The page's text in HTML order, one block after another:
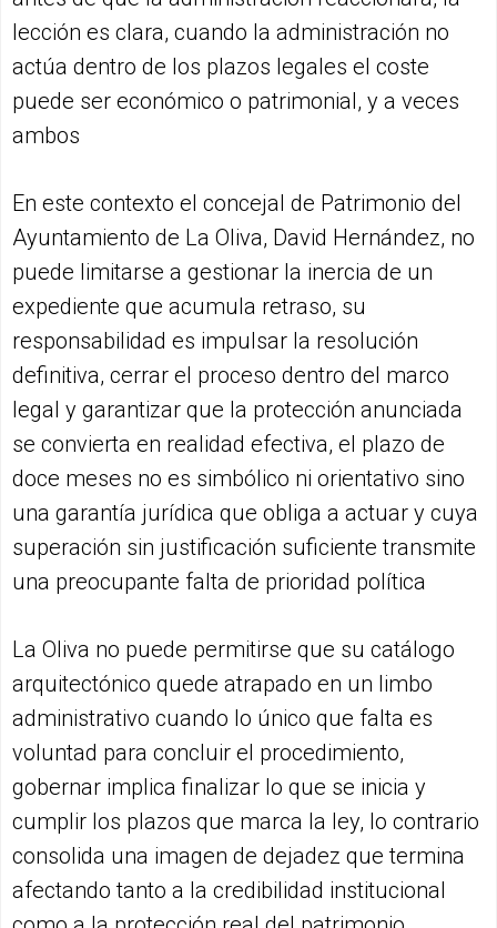
lección es clara, cuando la administración no
actúa dentro de los plazos legales el coste
puede ser económico o patrimonial, y a veces
ambos
En este contexto el concejal de Patrimonio del
Ayuntamiento de La Oliva, David Hernández, no
puede limitarse a gestionar la inercia de un
expediente que acumula retraso, su
responsabilidad es impulsar la resolución
definitiva, cerrar el proceso dentro del marco
legal y garantizar que la protección anunciada
se convierta en realidad efectiva, el plazo de
doce meses no es simbólico ni orientativo sino
una garantía jurídica que obliga a actuar y cuya
superación sin justificación suficiente transmite
una preocupante falta de prioridad política
La Oliva no puede permitirse que su catálogo
arquitectónico quede atrapado en un limbo
administrativo cuando lo único que falta es
voluntad para concluir el procedimiento,
gobernar implica finalizar lo que se inicia y
cumplir los plazos que marca la ley, lo contrario
consolida una imagen de dejadez que termina
afectando tanto a la credibilidad institucional